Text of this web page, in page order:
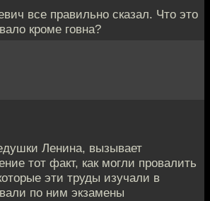
все правильно сказал. Что это
кроме говна?
Ленина, вызывает
тот факт, как могли провалить
эти труды изучали в
по ним экзамены